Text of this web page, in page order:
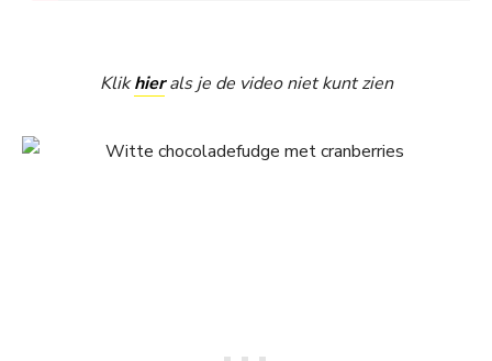
Klikhierals je de video niet kunt zien